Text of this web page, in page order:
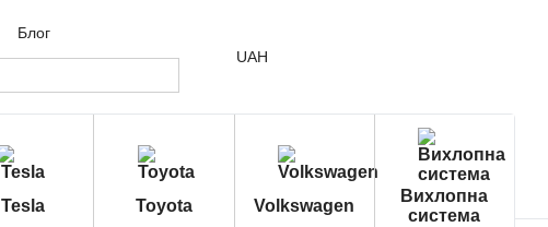
Блог
UAH
Tesla Toyota Volkswagen
Вихлопна
система